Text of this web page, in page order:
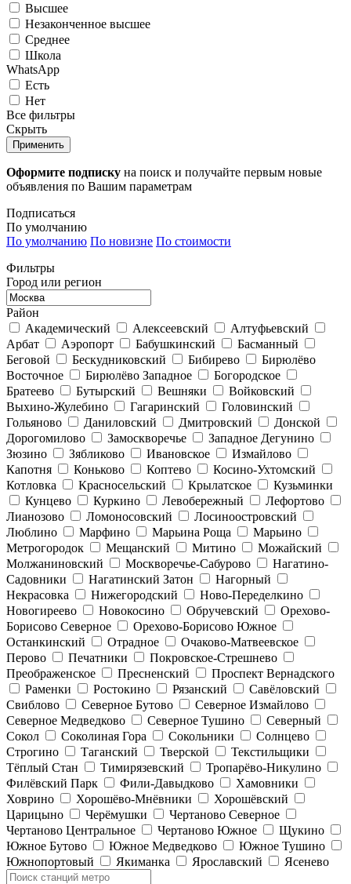
Высшее
Незаконченное высшее
Среднее
Школа
WhatsApp
Есть
Нет
Все фильтры
Скрыть
Применить
Оформите подписку на поиск и получайте первым новые
объявления по Вашим параметрам
Подписаться
По умолчанию
По умолчанию По новизне По стоимости
Фильтры
Город или регион
Район
Академический
Алексеевский
Алтуфьевский
Арбат
Аэропорт Бабушкинский
Басманный
Беговой
Бескудниковский Бибирево
Бирюлёво
Восточное
Бирюлёво Западное
Богородское
Братеево
Бутырский Вешняки
Войковский
Выхино-Жулебино
Гагаринский
Головинский
Гольяново
Даниловский Дмитровский
Донской
Дорогомилово
Замоскворечье
Западное Дегунино
Зюзино
Зябликово Ивановское
Измайлово
Капотня
Коньково Коптево
Косино-Ухтомский
Котловка
Красносельский Крылатское
Кузьминки
Кунцево
Куркино Левобережный
Лефортово
Лианозово
Ломоносовский
Лосиноостровский
Люблино
Марфино Марьина Роща
Марьино
Метрогородок
Мещанский Митино
Можайский
Молжаниновский
Москворечье-Сабурово
Нагатино-
Садовники
Нагатинский Затон
Нагорный
Некрасовка
Нижегородский
Ново-Переделкино
Новогиреево
Новокосино Обручевский
Орехово-
Борисово Северное
Орехово-Борисово Южное
Останкинский
Отрадное
Очаково-Матвеевское
Перово
Печатники
Покровское-Стрешнево
Преображенское
Пресненский
Проспект Вернадского
Раменки
Ростокино Рязанский
Савёловский
Свиблово
Северное Бутово
Северное Измайлово
Северное Медведково
Северное Тушино
Северный
Сокол
Соколиная Гора Сокольники
Солнцево
Строгино
Таганский Тверской
Текстильщики
Тёплый Стан
Тимирязевский
Тропарёво-Никулино
Филёвский Парк
Фили-Давыдково
Хамовники
Ховрино
Хорошёво-Мнёвники
Хорошёвский
Царицыно
Черёмушки
Чертаново Северное
Чертаново Центральное
Чертаново Южное
Щукино
Южное Бутово
Южное Медведково
Южное Тушино
Южнопортовый
Якиманка Ярославский Ясенево